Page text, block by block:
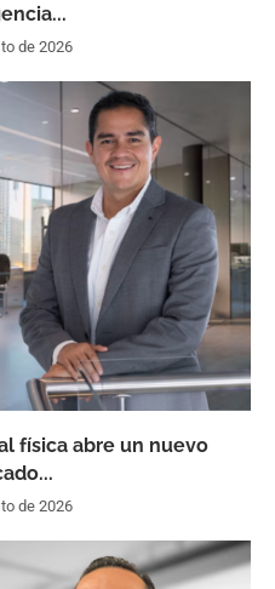
de 2026
física abre un nuevo
de 2026